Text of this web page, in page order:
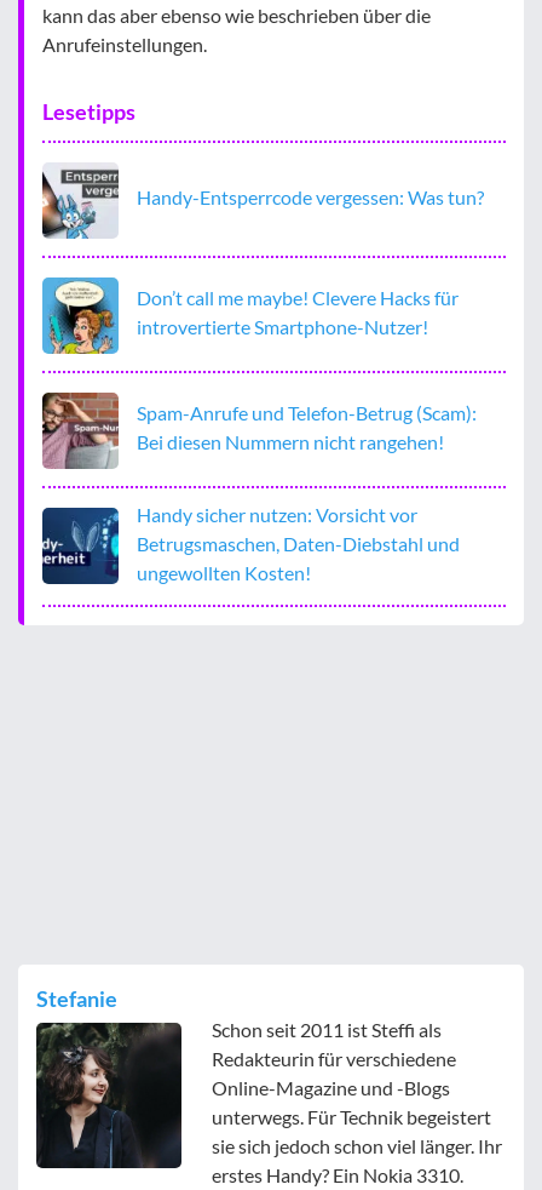
kann das aber ebenso wie beschrieben über die
Anrufeinstellungen.
Lesetipps
Handy-Entsperrcode vergessen: Was tun?
Don’t call me maybe! Clevere Hacks für
introvertierte Smartphone-Nutzer!
Spam-Anrufe und Telefon-Betrug (Scam):
Bei diesen Nummern nicht rangehen!
Handy sicher nutzen: Vorsicht vor
Betrugsmaschen, Daten-Diebstahl und
ungewollten Kosten!
Stefanie
Schon seit 2011 ist Steffi als
Redakteurin für verschiedene
Online-Magazine und -Blogs
unterwegs. Für Technik begeistert
sie sich jedoch schon viel länger. Ihr
erstes Handy? Ein Nokia 3310.